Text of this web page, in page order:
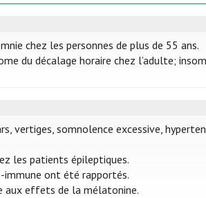
chez les personnes de plus de 55 ans.
du décalage horaire chez l’adulte;
vertiges, somnolence excessive,
les patients épileptiques.
immune ont été rapportés.
aux effets de la mélatonine.